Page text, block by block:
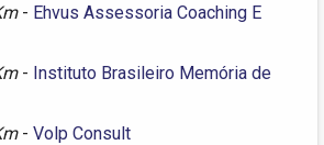
- Ehvus Assessoria Coaching E
- Instituto Brasileiro Memória de
- Volp Consult